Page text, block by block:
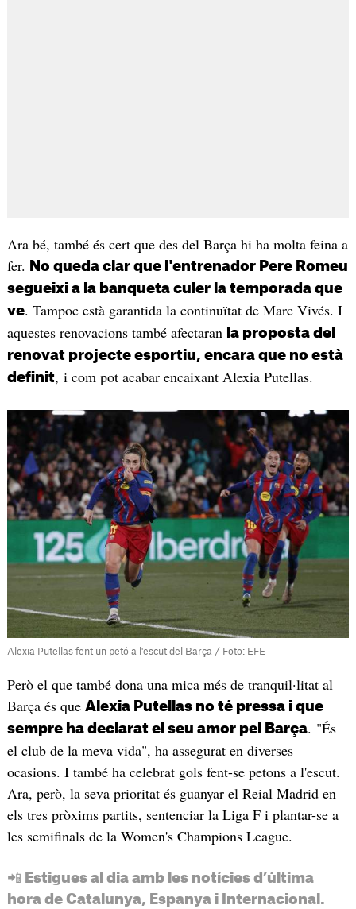
Ara bé, també és cert que des del Barça hi ha molta feina a
fer.
No queda clar que l'entrenador Pere Romeu
segueixi a la banqueta culer la temporada que
ve. Tampoc està garantida la continuïtat de Marc Vivés. I
aquestes renovacions també afectaran la proposta del
renovat projecte esportiu, encara que no està
definit, i com pot acabar encaixant Alexia Putellas.
Alexia Putellas fent un petó a l'escut del Barça / Foto: EFE
Però el que també dona una mica més de tranquil·litat al
Barça és que Alexia Putellas no té pressa i que
sempre ha declarat el seu amor pel Barça. "És
el club de la meva vida", ha assegurat en diverses
ocasions. I també ha celebrat gols fent-se petons a l'escut.
Ara, però, la seva prioritat és guanyar el Reial Madrid en
els tres pròxims partits, sentenciar la Liga F i plantar-se a
les semifinals de la Women's Champions League.
📲 Estigues al dia amb les notícies d’última
hora de Catalunya, Espanya i Internacional.